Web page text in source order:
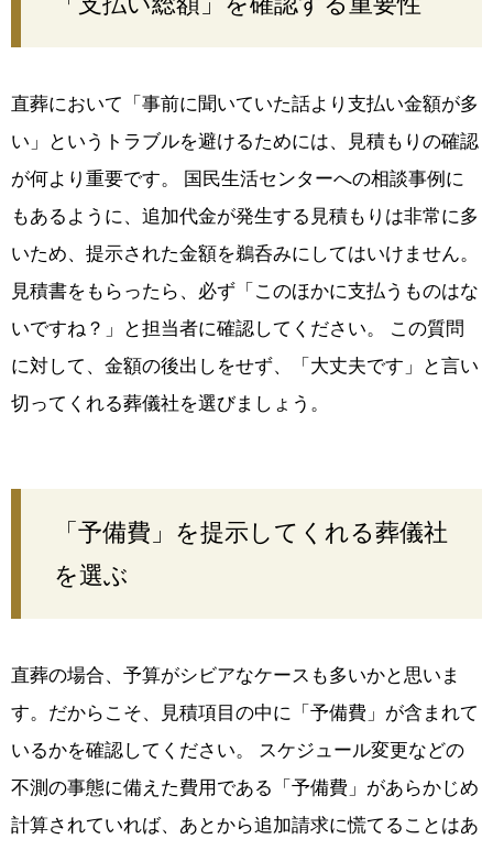
直葬において「事前に聞いていた話より支払い金額が多
い」というトラブルを避けるためには、見積もりの確認
が何より重要です。 国民生活センターへの相談事例に
もあるように、追加代金が発生する見積もりは非常に多
いため、提示された金額を鵜呑みにしてはいけません。
見積書をもらったら、必ず「このほかに支払うものはな
いですね？」と担当者に確認してください。 この質問
に対して、金額の後出しをせず、「大丈夫です」と言い
切ってくれる葬儀社を選びましょう。
「予備費」を提示してくれる葬儀社
を選ぶ
直葬の場合、予算がシビアなケースも多いかと思いま
す。だからこそ、見積項目の中に「予備費」が含まれて
いるかを確認してください。 スケジュール変更などの
不測の事態に備えた費用である「予備費」があらかじめ
計算されていれば、あとから追加請求に慌てることはあ